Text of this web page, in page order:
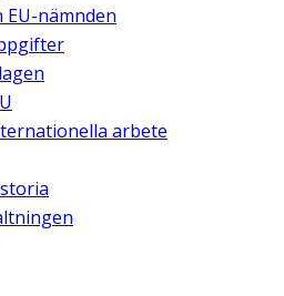
nämnden
arbete